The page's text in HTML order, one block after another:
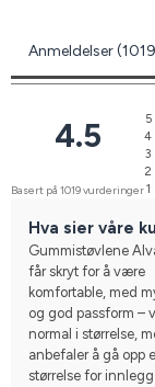
Anmeldelser
4.5
Basert på 1019 vurderinger
5
4
3
2
1
Hva sier våre
Gummistøvlene
får skryt for å være
komfortable, med
og god passform –
normal i størrelse,
anbefaler å gå opp
størrelse for